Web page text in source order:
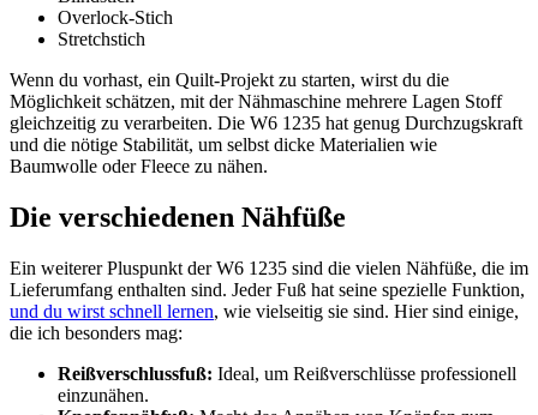
Overlock-Stich
Stretchstich
Wenn du vorhast,⁢ ein Quilt-Projekt zu starten, wirst du die
Möglichkeit schätzen, mit⁢ der Nähmaschine mehrere Lagen Stoff
gleichzeitig zu verarbeiten. Die W6‍ 1235 hat genug Durchzugskraft
und die nötige Stabilität, um selbst ‌dicke Materialien​ wie
Baumwolle oder Fleece zu nähen.
Die verschiedenen Nähfüße
Ein​ weiterer Pluspunkt der W6 1235 sind die vielen Nähfüße, die im
Lieferumfang enthalten ​sind. Jeder⁣ Fuß hat ⁤seine spezielle Funktion,​
und du wirst schnell lernen, wie vielseitig sie sind. Hier sind einige, ​
die ich besonders mag:
Reißverschlussfuß: Ideal, um ⁢Reißverschlüsse professionell
einzunähen.